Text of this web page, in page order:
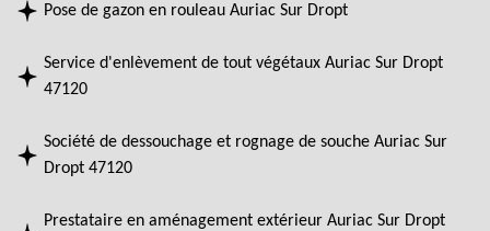
Pose de gazon en rouleau Auriac Sur Dropt
Service d'enlèvement de tout végétaux Auriac Sur Dropt
47120
Société de dessouchage et rognage de souche Auriac Sur
Dropt 47120
Prestataire en aménagement extérieur Auriac Sur Dropt